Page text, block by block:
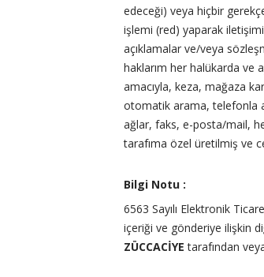
edeceği) veya hiçbir
işlemi (red) yaparak
açıklamalar ve/veya
haklarım her halükarda ve
amacıyla, keza, mağaza
otomatik arama, telefonla
ağlar, faks, e-posta/mail,
tarafıma özel üretilmiş ve
Bilgi Notu :
6563 Sayılı Elektronik
içeriği ve gönderiye ilişkin
ZÜCCACİYE tarafından